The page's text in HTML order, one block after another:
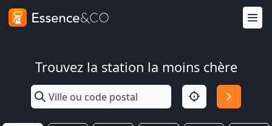
Trouvez la station la moins chère